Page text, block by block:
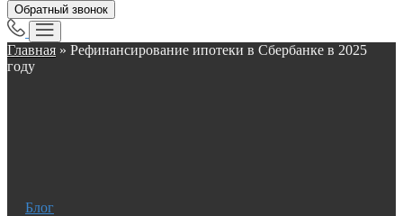
Обратный звонок
Главная » Рефинансирование ипотеки в Сбербанке в 2025
году
Блог